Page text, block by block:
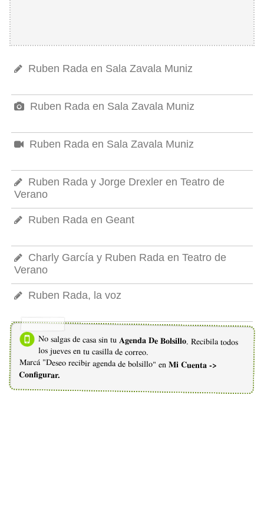
Ruben Rada en Sala Zavala Muniz
Ruben Rada en Sala Zavala Muniz
Ruben Rada en Sala Zavala Muniz
Ruben Rada y Jorge Drexler en Teatro de
Verano
Ruben Rada en Geant
Charly García y Ruben Rada en Teatro de
Verano
Ruben Rada, la voz
No salgas de casa sin tu Agenda De Bolsillo. Recibila todos
los jueves en tu casilla de correo.
Marcá "Deseo recibir agenda de bolsillo" en Mi Cuenta ->
Configurar.